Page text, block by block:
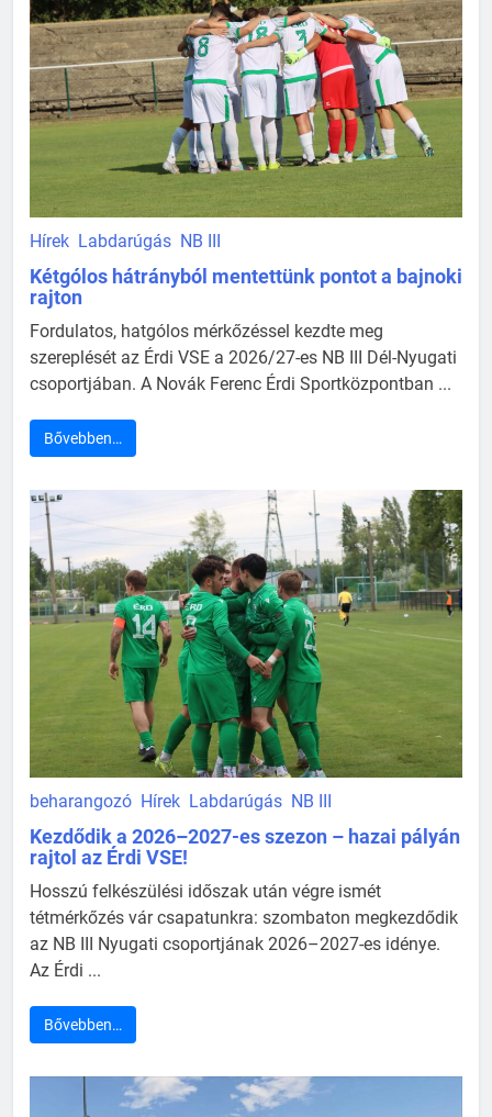
Hírek Labdarúgás NB III
Kétgólos hátrányból mentettünk pontot a bajnoki
rajton
Fordulatos, hatgólos mérkőzéssel kezdte meg
szereplését az Érdi VSE a 2026/27-es NB III Dél-Nyugati
csoportjában. A Novák Ferenc Érdi Sportközpontban ...
Bővebben…
beharangozó Hírek Labdarúgás NB III
Kezdődik a 2026–2027-es szezon – hazai pályán
rajtol az Érdi VSE!
Hosszú felkészülési időszak után végre ismét
tétmérkőzés vár csapatunkra: szombaton megkezdődik
az NB III Nyugati csoportjának 2026–2027-es idénye.
Az Érdi ...
Bővebben…